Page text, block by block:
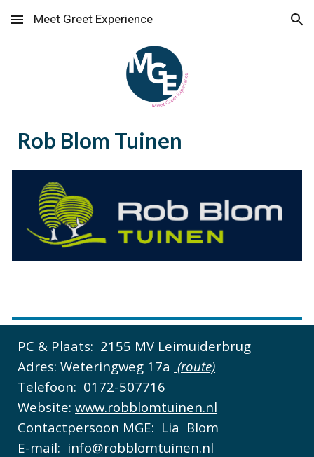
Skip to main content Skip to navigation
Meet Greet Experience
Rob Blom Tuinen
PC & Plaats: 2155 MV Leimuiderbrug
Adres:Weteringweg 17a (route)
Telefoon: 0172-507716
Website:www.robblomtuinen.nl
Contactpersoon MGE: Lia Blom
E-mail: info@robblomtuinen.nl